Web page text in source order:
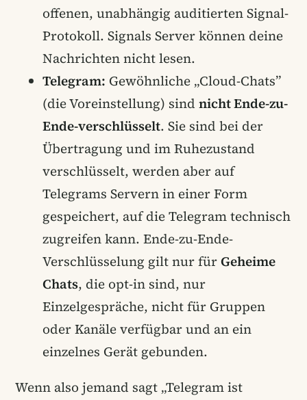
offenen, unabhängig auditierten Signal-
Protokoll. Signals Server können deine
Nachrichten nicht lesen.
Telegram: Gewöhnliche „Cloud-Chats”
(die Voreinstellung) sind nicht Ende-zu-
Ende-verschlüsselt. Sie sind bei der
Übertragung und im Ruhezustand
verschlüsselt, werden aber auf
Telegrams Servern in einer Form
gespeichert, auf die Telegram technisch
zugreifen kann. Ende-zu-Ende-
Verschlüsselung gilt nur fürGeheime
Chats, die opt-in sind, nur
Einzelgespräche, nicht für Gruppen
oder Kanäle verfügbar und an ein
einzelnes Gerät gebunden.
Wenn also jemand sagt „Telegram ist